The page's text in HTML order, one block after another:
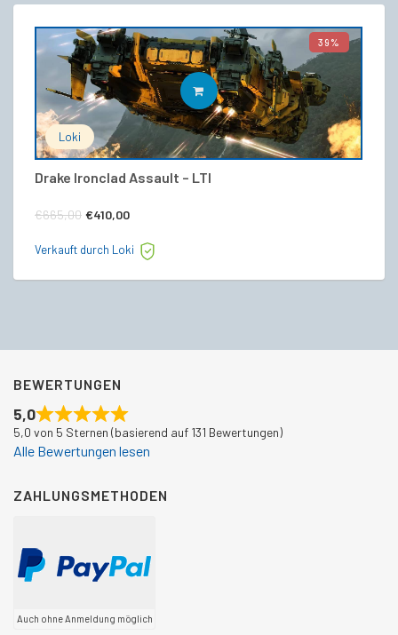
39%
Loki
Drake Ironclad Assault – LTI
€665,00 Ursprünglicher
€410,00
Preis
ist:
IN DEN WARENKORB
Verkauft durch Loki
BEWERTUNGEN
5,0
5,0 von 5 Sternen (basierend auf 131 Bewertungen)
Alle Bewertungen lesen
ZAHLUNGSMETHODEN
Auch ohne Anmeldung möglich